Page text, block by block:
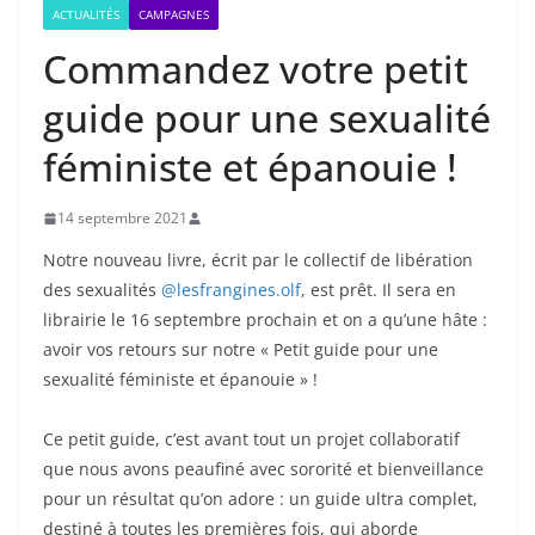
ACTUALITÉS CAMPAGNES
Commandez votre petit
guide pour une sexualité
féministe et épanouie !
14 septembre 2021
Notre nouveau livre, écrit par le collectif de libération
des sexualités @lesfrangines.olf, est prêt. Il sera en
librairie le 16 septembre prochain et on a qu’une hâte :
avoir vos retours sur notre « Petit guide pour une
sexualité féministe et épanouie » !
Ce petit guide, c’est avant tout un projet collaboratif
que nous avons peaufiné avec sororité et bienveillance
pour un résultat qu’on adore : un guide ultra complet,
destiné à toutes les premières fois, qui aborde